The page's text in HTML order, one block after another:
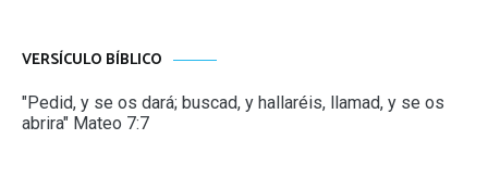
VERSÍCULO BÍBLICO
"Pedid, y se os dará; buscad, y hallaréis, llamad, y se os
abrira" Mateo 7:7